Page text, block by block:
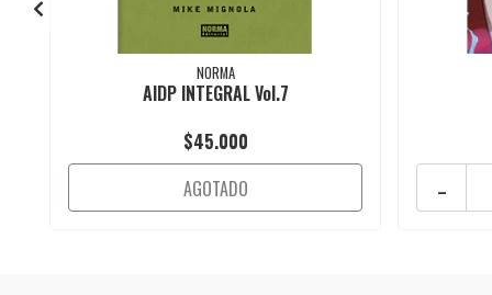
NORMA
AIDP INTEGRAL Vol.7
$45.000
AGOTADO
-